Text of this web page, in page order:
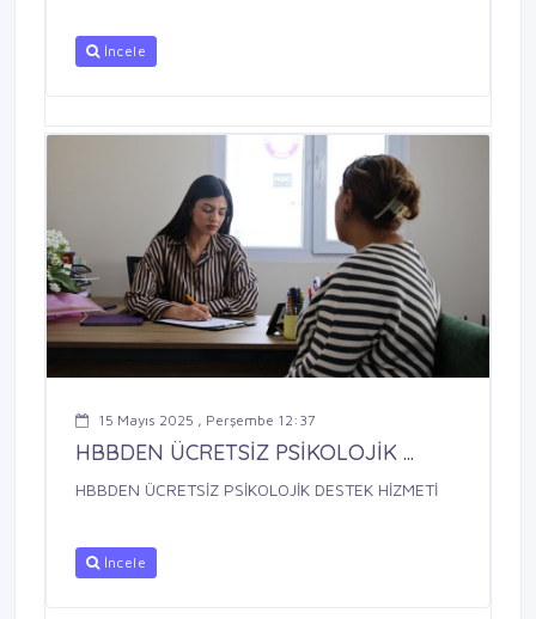
İncele
15 Mayıs 2025 , Perşembe 12:37
HBBDEN ÜCRETSİZ PSİKOLOJİK ...
HBBDEN ÜCRETSİZ PSİKOLOJİK DESTEK HİZMETİ
İncele